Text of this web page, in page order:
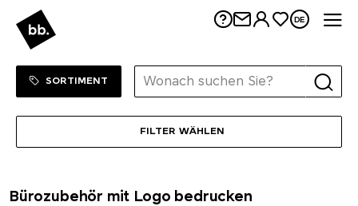
DE
ZUM SHOP
SORTIMENT
Bürozubehör mit Logo bedrucken
FILTER WÄHLEN